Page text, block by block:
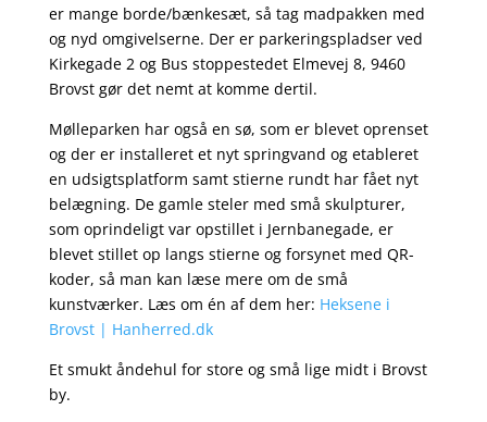
er mange borde/bænkesæt, så tag madpakken med
og nyd omgivelserne. Der er parkeringspladser ved
Kirkegade 2 og Bus stoppestedet Elmevej 8, 9460
Brovst gør det nemt at komme dertil.
Mølleparken har også en sø, som er blevet oprenset
og der er installeret et nyt springvand og etableret
en udsigtsplatform samt stierne rundt har fået nyt
belægning. De gamle steler med små skulpturer,
som oprindeligt var opstillet i Jernbanegade, er
blevet stillet op langs stierne og forsynet med QR-
koder, så man kan læse mere om de små
kunstværker. Læs om én af dem her: Heksene i
Brovst | Hanherred.dk
Et smukt åndehul for store og små lige midt i Brovst
by.